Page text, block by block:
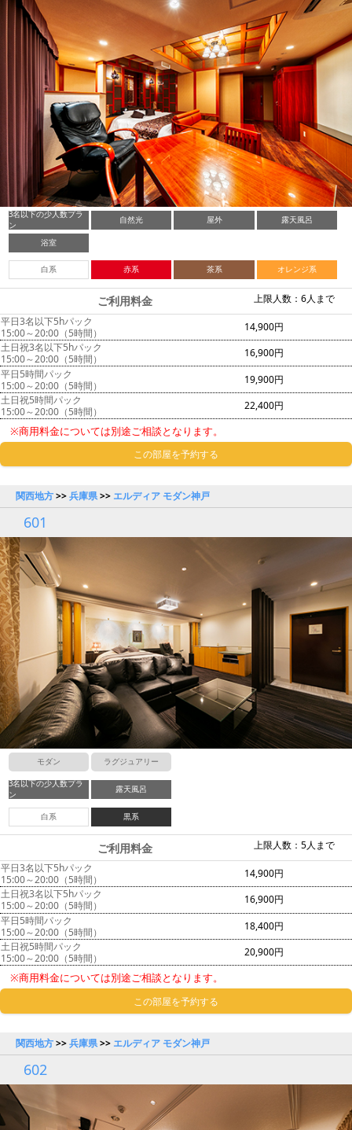
3名以下の少人数プラ
ン
自然光 屋外 露天風呂
浴室
白系 赤系 茶系 オレンジ系
上限人数：6人まで
ご利用料金
平日3名以下5hパック
15:00～20:00（5時間）
14,900円
土日祝3名以下5hパック
15:00～20:00（5時間）
16,900円
平日5時間パック
15:00～20:00（5時間）
19,900円
土日祝5時間パック
15:00～20:00（5時間）
22,400円
※商用料金については別途ご相談となります。
この部屋を予約する
関西地方>>兵庫県>> エルディア モダン神戸
601
モダン ラグジュアリー
3名以下の少人数プラ
ン
露天風呂
白系 黒系
上限人数：5人まで
ご利用料金
平日3名以下5hパック
15:00～20:00（5時間）
14,900円
土日祝3名以下5hパック
15:00～20:00（5時間）
16,900円
平日5時間パック
15:00～20:00（5時間）
18,400円
土日祝5時間パック
15:00～20:00（5時間）
20,900円
※商用料金については別途ご相談となります。
この部屋を予約する
関西地方>>兵庫県>> エルディア モダン神戸
602